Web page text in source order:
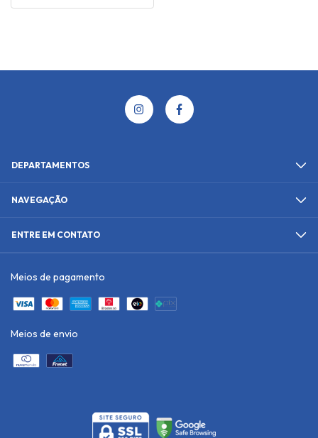
DEPARTAMENTOS
NAVEGAÇÃO
ENTRE EM CONTATO
Meios de pagamento
Meios de envio